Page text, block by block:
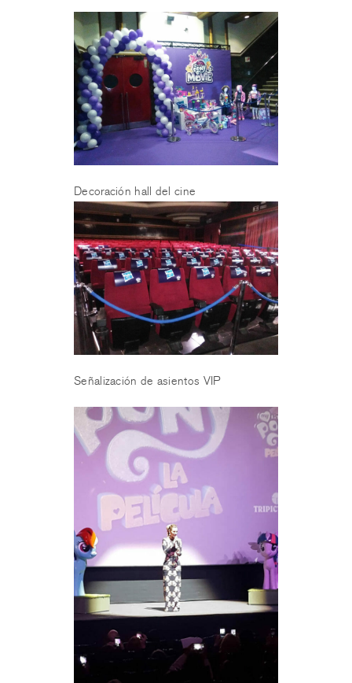
Decoración hall del cine
Señalización de asientos VIP